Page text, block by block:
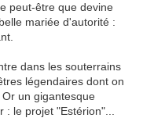
peut-être que devine
mariée d'autorité :
dans les souterrains
légendaires dont on
un gigantesque
le projet "Estérion"...